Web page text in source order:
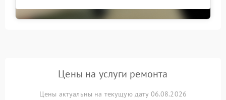
Цены на услуги ремонта
Цены актуальны на текущую дату 06.08.2026